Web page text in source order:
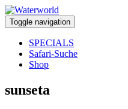
Toggle navigation
SPECIALS
Safari-Suche
Shop
sunseta